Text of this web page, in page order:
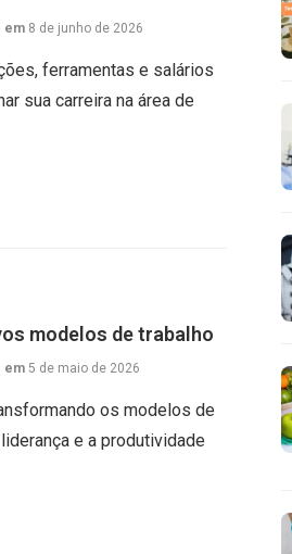
em 8 de junho de 2026
ferramentas e salários
sua carreira na área de
modelos de trabalho
em 5 de maio de 2026
os modelos de
e a produtividade